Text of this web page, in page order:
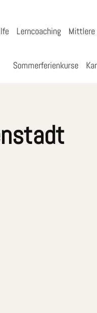
Lerncoaching Mittlere
Sommerferienkurse